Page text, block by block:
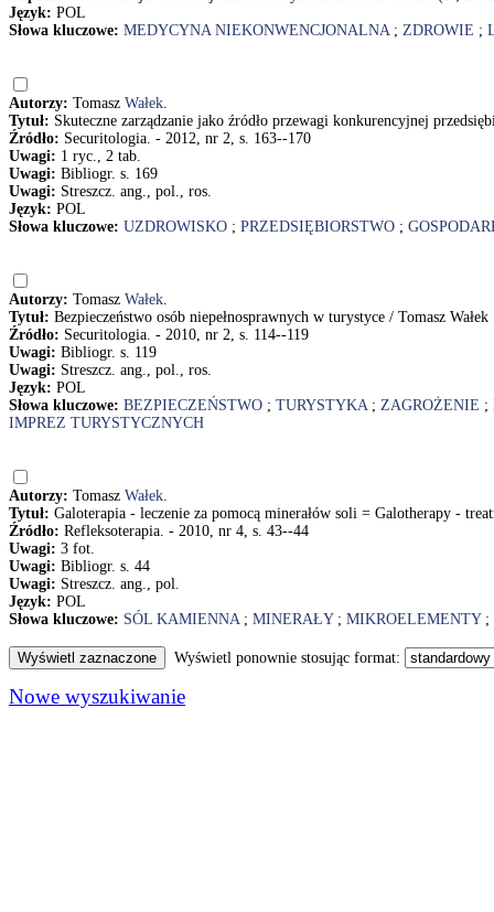
Język: POL
Słowa kluczowe: MEDYCYNA NIEKONWENCJONALNA; ZDROWIE ;
Autorzy: Tomasz Wałek.
Tytuł: Skuteczne zarządzanie jako źródło przewagi konkurencyjnej
Źródło: Securitologia. - 2012, nr 2, s. 163--170
Uwagi: 1 ryc., 2 tab.
Uwagi: Bibliogr. s. 169
Uwagi: Streszcz. ang., pol., ros.
Język: POL
Słowa kluczowe: UZDROWISKO ; PRZEDSIĘBIORSTWO ;
Autorzy: Tomasz Wałek.
Tytuł: Bezpieczeństwo osób niepełnosprawnych w turystyce / Tomasz Wałek
Źródło: Securitologia. - 2010, nr 2, s. 114--119
Uwagi: Bibliogr. s. 119
Uwagi: Streszcz. ang., pol., ros.
Język: POL
Słowa kluczowe: BEZPIECZEŃSTWO ; TURYSTYKA; ZAGROŻENIE ;
IMPREZ TURYSTYCZNYCH
Autorzy: Tomasz Wałek.
Tytuł: Galoterapia - leczenie za pomocą minerałów soli = Galotherapy -
Źródło: Refleksoterapia. - 2010, nr 4, s. 43--44
Uwagi: 3 fot.
Uwagi: Bibliogr. s. 44
Uwagi: Streszcz. ang., pol.
Język: POL
Słowa kluczowe: SÓL KAMIENNA; MINERAŁY; MIKROELEMENTY;
Wyświetl ponownie stosując format:
Nowe wyszukiwanie